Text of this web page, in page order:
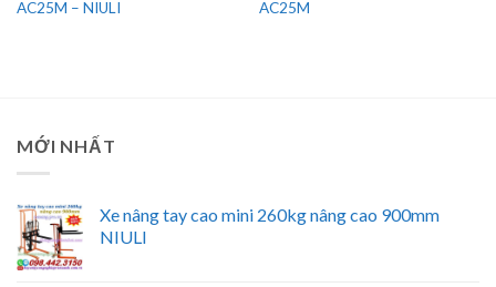
AC25M – NIULI
AC25M
MỚI NHẤT
Xe nâng tay cao mini 260kg nâng cao 900mm
NIULI